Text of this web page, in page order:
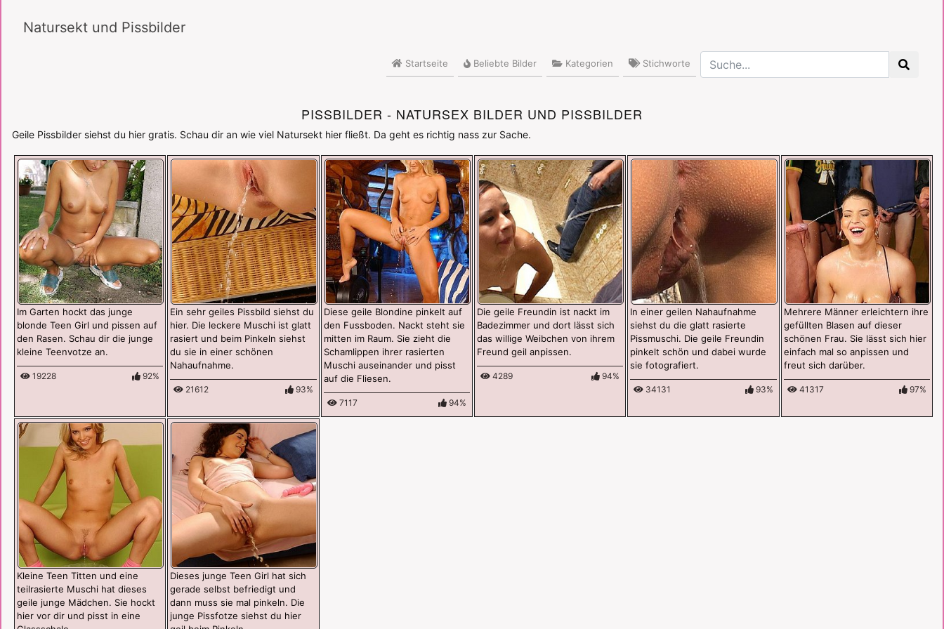
Natursekt und Pissbilder
Startseite Beliebte Bilder Kategorien Stichworte
PISSBILDER - NATURSEX BILDER UND PISSBILDER
Geile Pissbilder siehst du hier gratis. Schau dir an wie viel Natursekt hier fließt. Da geht es richtig nass zur Sache.
Im Garten hockt das junge
blonde Teen Girl und pissen auf
den Rasen. Schau dir die junge
kleine Teenvotze an.
19228 92%
Ein sehr geiles Pissbild siehst du
hier. Die leckere Muschi ist glatt
rasiert und beim Pinkeln siehst
du sie in einer schönen
Nahaufnahme.
21612 93%
Diese geile Blondine pinkelt auf
den Fussboden. Nackt steht sie
mitten im Raum. Sie zieht die
Schamlippen ihrer rasierten
Muschi auseinander und pisst
auf die Fliesen.
7117 94%
Die geile Freundin ist nackt im
Badezimmer und dort lässt sich
das willige Weibchen von ihrem
Freund geil anpissen.
4289 94%
In einer geilen Nahaufnahme
siehst du die glatt rasierte
Pissmuschi. Die geile Freundin
pinkelt schön und dabei wurde
sie fotografiert.
34131 93%
Mehrere Männer erleichtern ihre
gefüllten Blasen auf dieser
schönen Frau. Sie lässt sich hier
einfach mal so anpissen und
freut sich darüber.
41317 97%
Kleine Teen Titten und eine
teilrasierte Muschi hat dieses
geile junge Mädchen. Sie hockt
hier vor dir und pisst in eine
Dieses junge Teen Girl hat sich
gerade selbst befriedigt und
dann muss sie mal pinkeln. Die
junge Pissfotze siehst du hier